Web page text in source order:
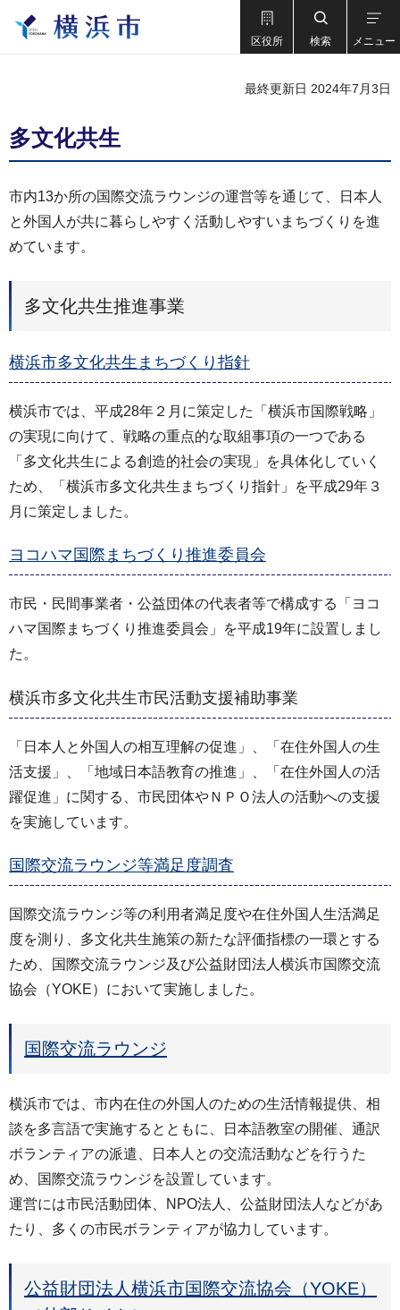
区役所 検索 メニュー
最終更新日 2024年7月3日
多文化共生
市内13か所の国際交流ラウンジの運営等を通じて、日本人
と外国人が共に暮らしやすく活動しやすいまちづくりを進
めています。
多文化共生推進事業
横浜市多文化共生まちづくり指針
横浜市では、平成28年２月に策定した「横浜市国際戦略」
の実現に向けて、戦略の重点的な取組事項の一つである
「多文化共生による創造的社会の実現」を具体化していく
ため、「横浜市多文化共生まちづくり指針」を平成29年３
月に策定しました。
ヨコハマ国際まちづくり推進委員会
市民・民間事業者・公益団体の代表者等で構成する「ヨコ
ハマ国際まちづくり推進委員会」を平成19年に設置しまし
た。
横浜市多文化共生市民活動支援補助事業
「日本人と外国人の相互理解の促進」、「在住外国人の生
活支援」、「地域日本語教育の推進」、「在住外国人の活
躍促進」に関する、市民団体やＮＰＯ法人の活動への支援
を実施しています。
国際交流ラウンジ等満足度調査
国際交流ラウンジ等の利用者満足度や在住外国人生活満足
度を測り、多文化共生施策の新たな評価指標の一環とする
ため、国際交流ラウンジ及び公益財団法人横浜市国際交流
協会（YOKE）において実施しました。
国際交流ラウンジ
横浜市では、市内在住の外国人のための生活情報提供、相
談を多言語で実施するとともに、日本語教室の開催、通訳
ボランティアの派遣、日本人との交流活動などを行うた
め、国際交流ラウンジを設置しています。
運営には市民活動団体、NPO法人、公益財団法人などがあ
たり、多くの市民ボランティアが協力しています。
公益財団法人横浜市国際交流協会（YOKE）